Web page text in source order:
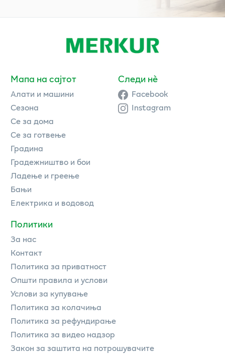
Мапа на сајтот
Алати и машини
Сезона
Се за дома
Се за готвење
Градина
Градежништво и бои
Ладење и греење
Бањи
Електрика и водовод
Политики
За нас
Контакт
Политика за приватност
Општи правила и услови
Услови за купување
Политика за колачиња
Политика за рефундирање
Политика за видео надзор
Закон за заштита на потрошувачите
Следи нè
Facebook
Instagram